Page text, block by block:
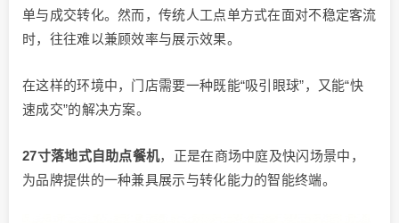
单与成交转化。然而，传统人工点单方式在面对不稳定客流
时，往往难以兼顾效率与展示效果。
在这样的环境中，门店需要一种既能“吸引眼球”，又能“快
速成交”的解决方案。
27寸落地式自助点餐机，正是在商场中庭及快闪场景中，
为品牌提供的一种兼具展示与转化能力的智能终端。